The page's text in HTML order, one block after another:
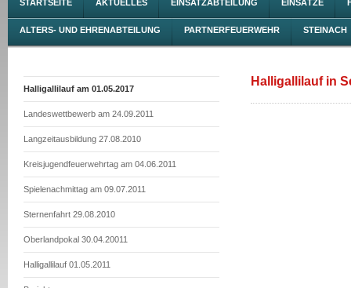
STARTSEITE AKTUELLES EINSATZABTEILUNG EINSÄTZE
ALTERS- UND EHRENABTEILUNG PARTNERFEUERWEHR STEINACH
Halligallilauf am 01.05.2017
Landeswettbewerb am 24.09.2011
Langzeitausbildung 27.08.2010
Kreisjugendfeuerwehrtag am 04.06.2011
Spielenachmittag am 09.07.2011
Sternenfahrt 29.08.2010
Oberlandpokal 30.04.20011
Halligallilauf 01.05.2011
Halligallilauf in